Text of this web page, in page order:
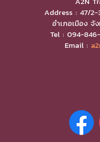
Address : 47/
อำเภอเมือง จั
Tel : 094-
Email :